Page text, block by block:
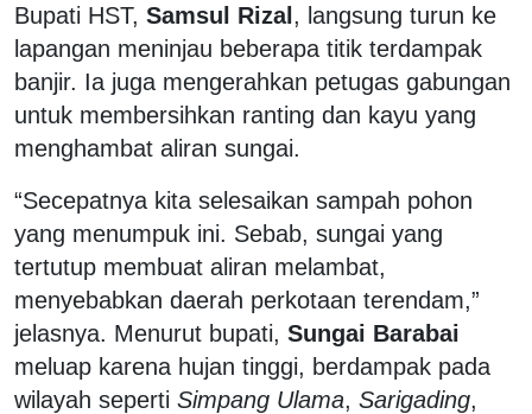
Bupati HST, Samsul Rizal , langsung turun ke
lapangan meninjau beberapa titik terdampak
banjir. Ia juga mengerahkan petugas gabungan
untuk membersihkan ranting dan kayu yang
menghambat aliran sungai.
“Secepatnya kita selesaikan sampah pohon
yang menumpuk ini. Sebab, sungai yang
tertutup membuat aliran melambat,
menyebabkan daerah perkotaan terendam,”
jelasnya. Menurut bupati, Sungai Barabai
meluap karena hujan tinggi, berdampak pada
wilayah seperti Simpang Ulama, Sarigading,